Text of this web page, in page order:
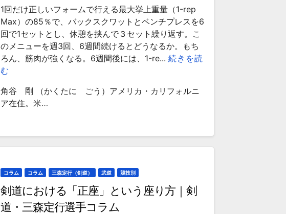
1回だけ正しいフォームで行える最大挙上重量（1-rep
Max）の85％で、バックスクワットとベンチプレスを6
回で1セットとし、休憩を挟んで３セット繰り返す。こ
のメニューを週3回、6週間続けるとどうなるか。もち
ろん、筋肉が強くなる。6週間後には、1-re... 続きを読
む
角谷 剛 （かくたに ごう）アメリカ・カリフォルニ
ア在住。米…
コラム コラム 三森定行（剣道） 武道 競技別
剣道における「正座」という座り方｜剣
道・三森定行選手コラム